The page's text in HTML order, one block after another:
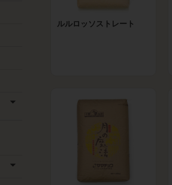
ルルロッソストレート